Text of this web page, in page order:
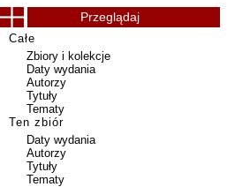
Przeglądaj
Całe
Zbiory i kolekcje
Daty wydania
Autorzy
Tytuły
Tematy
Ten zbiór
Daty wydania
Autorzy
Tytuły
Tematy